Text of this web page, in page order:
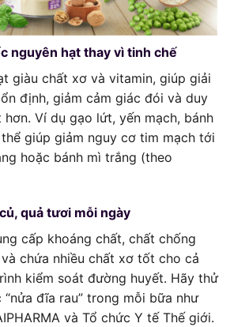
nguyên hạt thay vì tinh chế
giàu chất xơ và vitamin, giúp giải
định, giảm cảm giác đói và duy
Ví dụ gạo lứt, yến mạch, bánh
giúp giảm nguy cơ tim mạch tới
hoặc bánh mì trắng (theo
quả tươi mỗi ngày
cấp khoáng chất, chất chống
chứa nhiều chất xơ tốt cho cả
kiểm soát đường huyết. Hãy thử
đĩa rau” trong mỗi bữa như
và Tổ chức Y tế Thế giới.